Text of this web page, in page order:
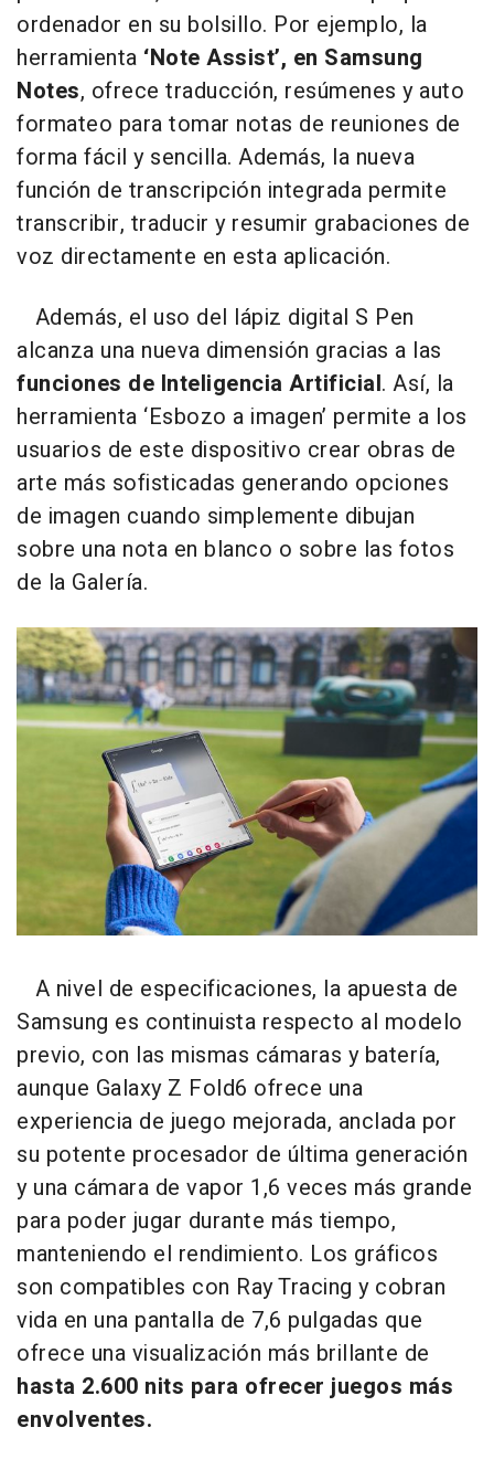
ordenador en su bolsillo. Por ejemplo, la
herramienta ‘Note Assist’, en Samsung
Notes, ofrece traducción, resúmenes y auto
formateo para tomar notas de reuniones de
forma fácil y sencilla. Además, la nueva
función de transcripción integrada permite
transcribir, traducir y resumir grabaciones de
voz directamente en esta aplicación.
Además, el uso del lápiz digital S Pen
alcanza una nueva dimensión gracias a las
funciones de Inteligencia Artificial. Así, la
herramienta ‘Esbozo a imagen’ permite a los
usuarios de este dispositivo crear obras de
arte más sofisticadas generando opciones
de imagen cuando simplemente dibujan
sobre una nota en blanco o sobre las fotos
de la Galería.
A nivel de especificaciones, la apuesta de
Samsung es continuista respecto al modelo
previo, con las mismas cámaras y batería,
aunque Galaxy Z Fold6 ofrece una
experiencia de juego mejorada, anclada por
su potente procesador de última generación
y una cámara de vapor 1,6 veces más grande
para poder jugar durante más tiempo,
manteniendo el rendimiento. Los gráficos
son compatibles con Ray Tracing y cobran
vida en una pantalla de 7,6 pulgadas que
ofrece una visualización más brillante de
hasta 2.600 nits para ofrecer juegos más
envolventes.